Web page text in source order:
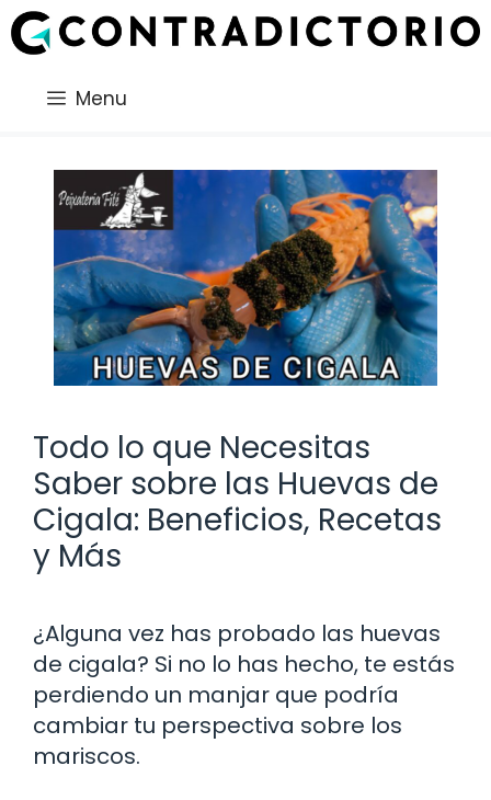
Saltar
al
Menu
Todo lo que Necesitas
Saber sobre las Huevas de
Cigala: Beneficios, Recetas
y Más
¿Alguna vez has probado las huevas
de cigala? Si no lo has hecho, te estás
perdiendo un manjar que podría
cambiar tu perspectiva sobre los
mariscos.